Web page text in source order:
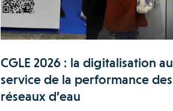
CGLE 2026 : la digitalisation au
service de la performance des
réseaux d’eau